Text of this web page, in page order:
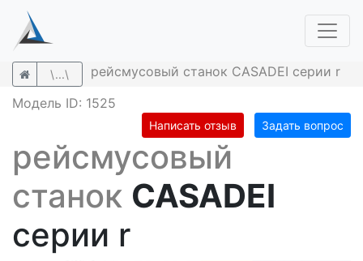
\...\
рейсмусовый станок CASADEI серии r
Модель ID: 1525
Написать отзыв Задать вопрос
рейсмусовый
станок CASADEI
серии r